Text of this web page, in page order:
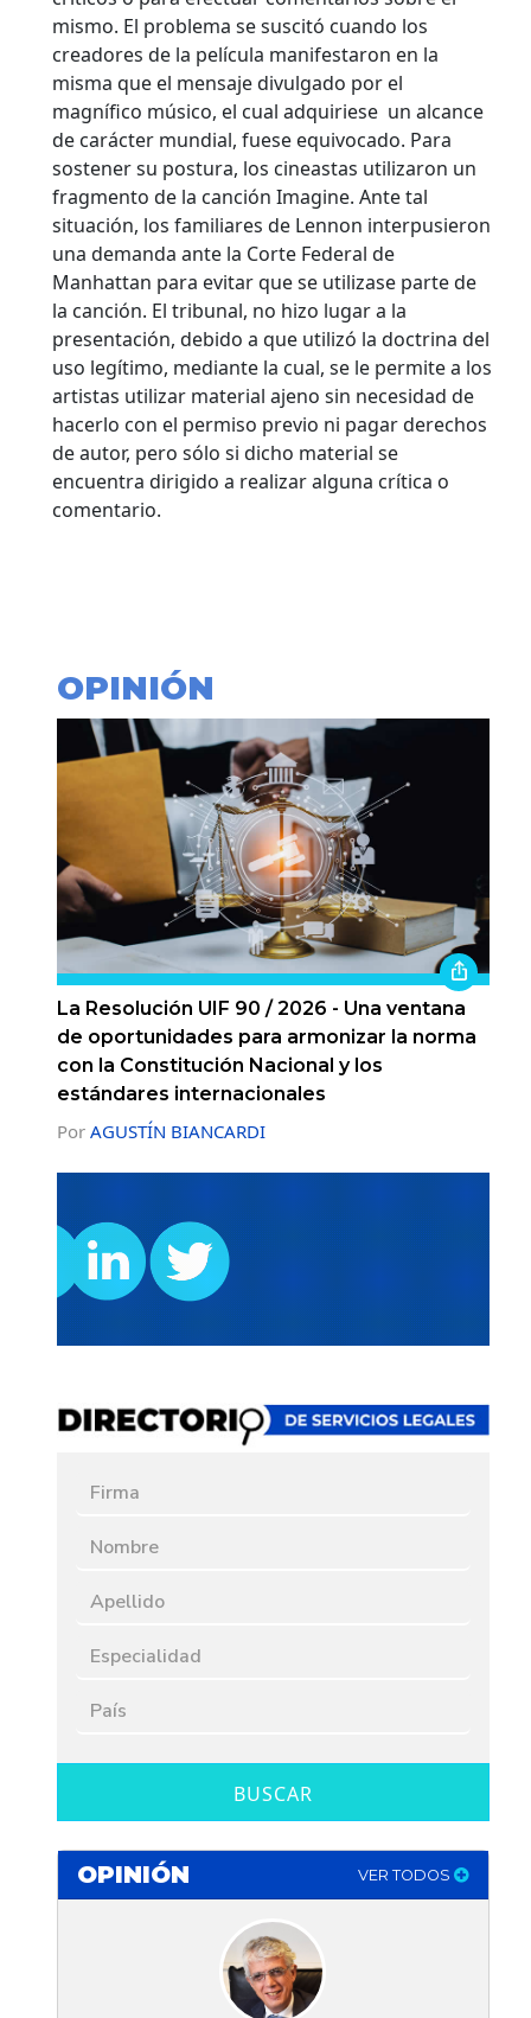
mismo. El problema se suscitó cuando los
creadores de la película manifestaron en la
misma que el mensaje divulgado por el
magnífico músico, el cual adquiriese un alcance
de carácter mundial, fuese equivocado. Para
sostener su postura, los cineastas utilizaron un
fragmento de la canción Imagine. Ante tal
situación, los familiares de Lennon interpusieron
una demanda ante la Corte Federal de
Manhattan para evitar que se utilizase parte de
la canción. El tribunal, no hizo lugar a la
presentación, debido a que utilizó la doctrina del
uso legítimo, mediante la cual, se le permite a los
artistas utilizar material ajeno sin necesidad de
hacerlo con el permiso previo ni pagar derechos
de autor, pero sólo si dicho material se
encuentra dirigido a realizar alguna crítica o
comentario.
OPINIÓN
La Resolución UIF 90 / 2026 - Una ventana
de oportunidades para armonizar la norma
con la Constitución Nacional y los
estándares internacionales
Por AGUSTÍN BIANCARDI
BUSCAR
OPINIÓN VER TODOS